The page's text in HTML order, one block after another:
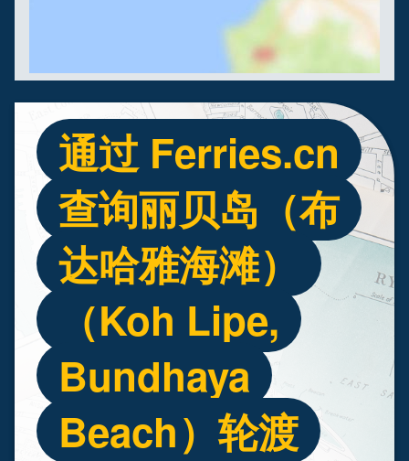
通过 Ferries.cn
查询丽贝岛（布
达哈雅海滩）
（Koh Lipe,
Bundhaya
Beach）轮渡